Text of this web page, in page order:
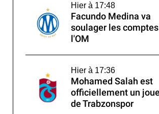
Hier à 17:48
Facundo Medina va
soulager les
l'OM
Hier à 17:36
Mohamed Salah est
officiellement un
de Trabzonspor